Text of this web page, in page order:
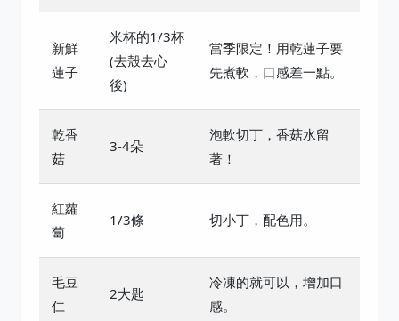
新鮮
蓮子
米杯的1/3杯
(去殼去心
後)
當季限定！用乾蓮子要
先煮軟，口感差一點。
乾香
菇
3-4朵
泡軟切丁，香菇水留
著！
紅蘿
蔔
1/3條 切小丁，配色用。
毛豆
仁
2大匙
冷凍的就可以，增加口
感。